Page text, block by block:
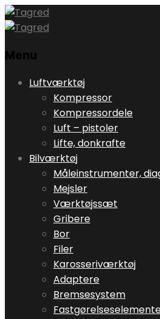
Menu
Skip
content
Luftværktøj
Kompressor
Kompressordele
Luft – pistoler
Lifte, donkrafte
Bilværktøj
Måleinstrumenter,
Mejsler
Værktøjssæt
Gribere
Bor
Filer
Karosseriværktøj
Adaptere
Bremsesystem